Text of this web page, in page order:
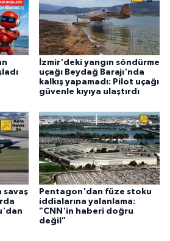
İzmir'deki yangın söndürme
uçağı Beydağ Barajı'nda
kalkış yapamadı: Pilot uçağı
güvenle kıyıya ulaştırdı
savaş
Pentagon'dan füze stoku
iddialarına yalanlama:
"CNN'in haberi doğru
değil"